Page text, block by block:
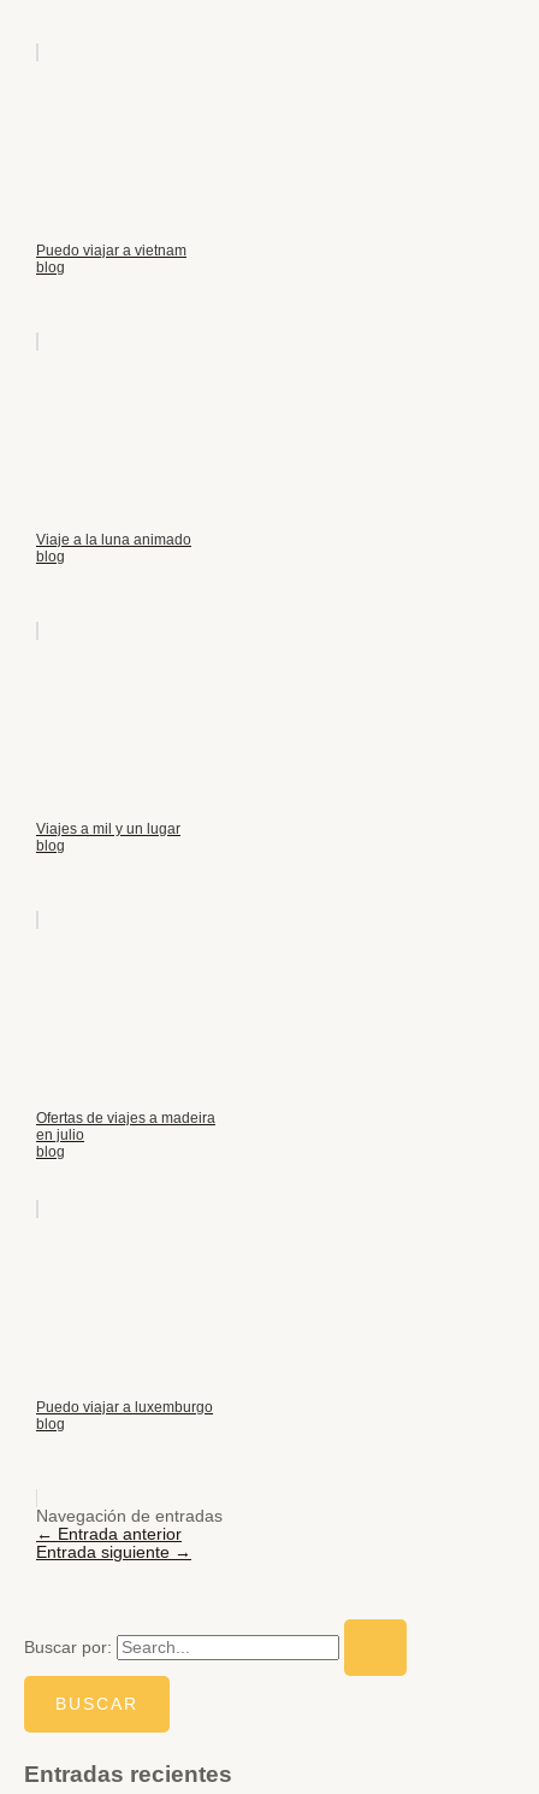
Puedo viajar a vietnam
blog
Viaje a la luna animado
blog
Viajes a mil y un lugar
blog
Ofertas de viajes a madeira
en julio
blog
Puedo viajar a luxemburgo
blog
Navegación de entradas
← Entrada anterior
Entrada siguiente →
Buscar por:
Entradas recientes